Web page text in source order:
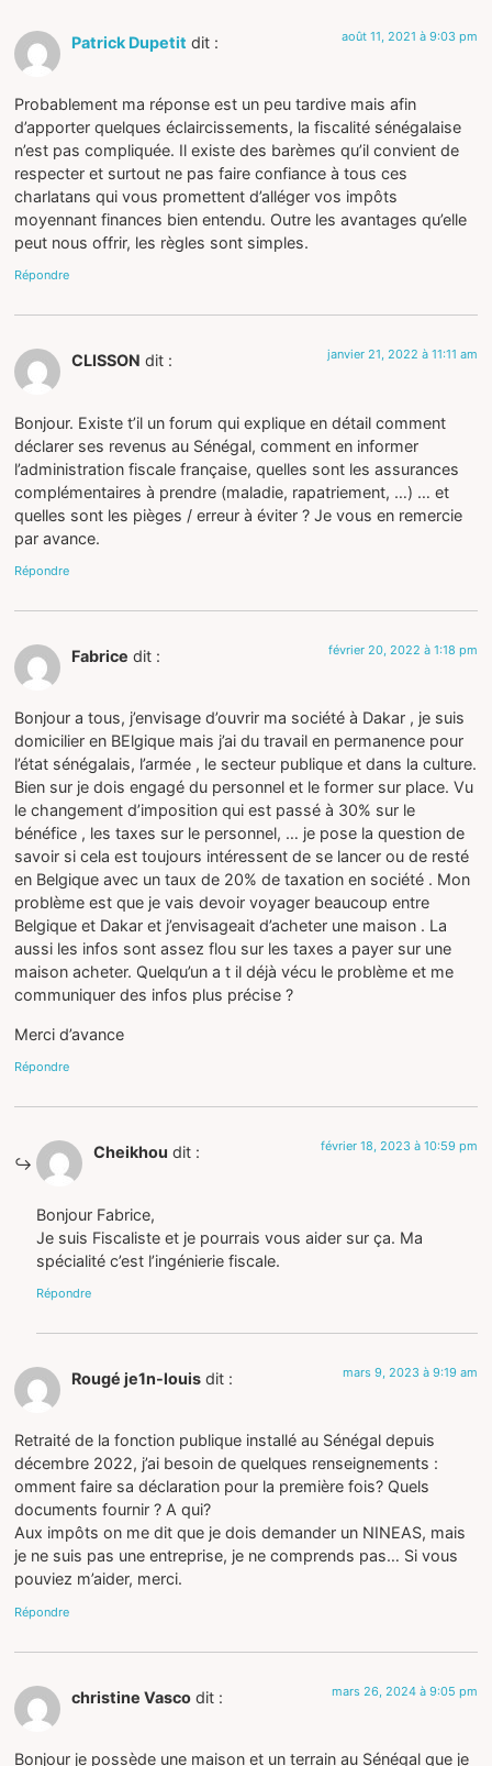
Patrick Dupetit dit : août 11, 2021 à 9:03 pm
Probablement ma réponse est un peu tardive mais afin
d’apporter quelques éclaircissements, la fiscalité sénégalaise
n’est pas compliquée. Il existe des barèmes qu’il convient de
respecter et surtout ne pas faire confiance à tous ces
charlatans qui vous promettent d’alléger vos impôts
moyennant finances bien entendu. Outre les avantages qu’elle
peut nous offrir, les règles sont simples.
Répondre
CLISSON dit : janvier 21, 2022 à 11:11 am
Bonjour. Existe t’il un forum qui explique en détail comment
déclarer ses revenus au Sénégal, comment en informer
l’administration fiscale française, quelles sont les assurances
complémentaires à prendre (maladie, rapatriement, …) … et
quelles sont les pièges / erreur à éviter ? Je vous en remercie
par avance.
Répondre
Fabrice dit : février 20, 2022 à 1:18 pm
Bonjour a tous, j’envisage d’ouvrir ma société à Dakar , je suis
domicilier en BElgique mais j’ai du travail en permanence pour
l’état sénégalais, l’armée , le secteur publique et dans la culture.
Bien sur je dois engagé du personnel et le former sur place. Vu
le changement d’imposition qui est passé à 30% sur le
bénéfice , les taxes sur le personnel, … je pose la question de
savoir si cela est toujours intéressent de se lancer ou de resté
en Belgique avec un taux de 20% de taxation en société . Mon
problème est que je vais devoir voyager beaucoup entre
Belgique et Dakar et j’envisageait d’acheter une maison . La
aussi les infos sont assez flou sur les taxes a payer sur une
maison acheter. Quelqu’un a t il déjà vécu le problème et me
communiquer des infos plus précise ?
Merci d’avance
Répondre
Cheikhou dit : février 18, 2023 à 10:59 pm
Bonjour Fabrice,
Je suis Fiscaliste et je pourrais vous aider sur ça. Ma
spécialité c’est l’ingénierie fiscale.
Répondre
Rougé je1n-louis dit : mars 9, 2023 à 9:19 am
Retraité de la fonction publique installé au Sénégal depuis
décembre 2022, j’ai besoin de quelques renseignements :
omment faire sa déclaration pour la première fois? Quels
documents fournir ? A qui?
Aux impôts on me dit que je dois demander un NINEAS, mais
je ne suis pas une entreprise, je ne comprends pas… Si vous
pouviez m’aider, merci.
Répondre
christine Vasco dit : mars 26, 2024 à 9:05 pm
Bonjour je possède une maison et un terrain au Sénégal que je